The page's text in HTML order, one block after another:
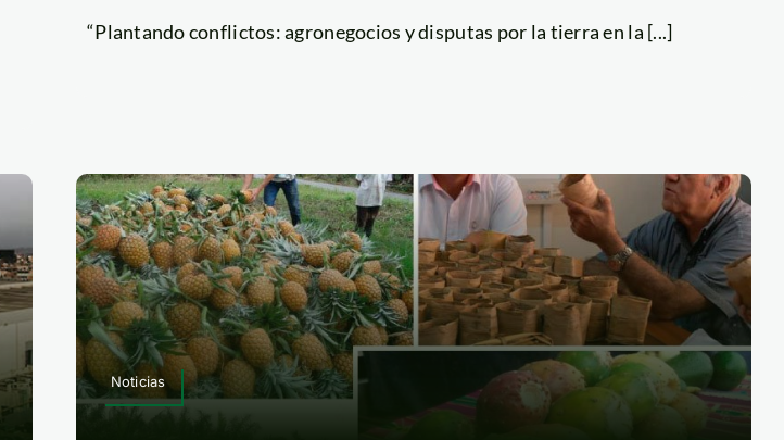
“Plantando conflictos: agronegocios y disputas por la tierra en la [...]
Noticias